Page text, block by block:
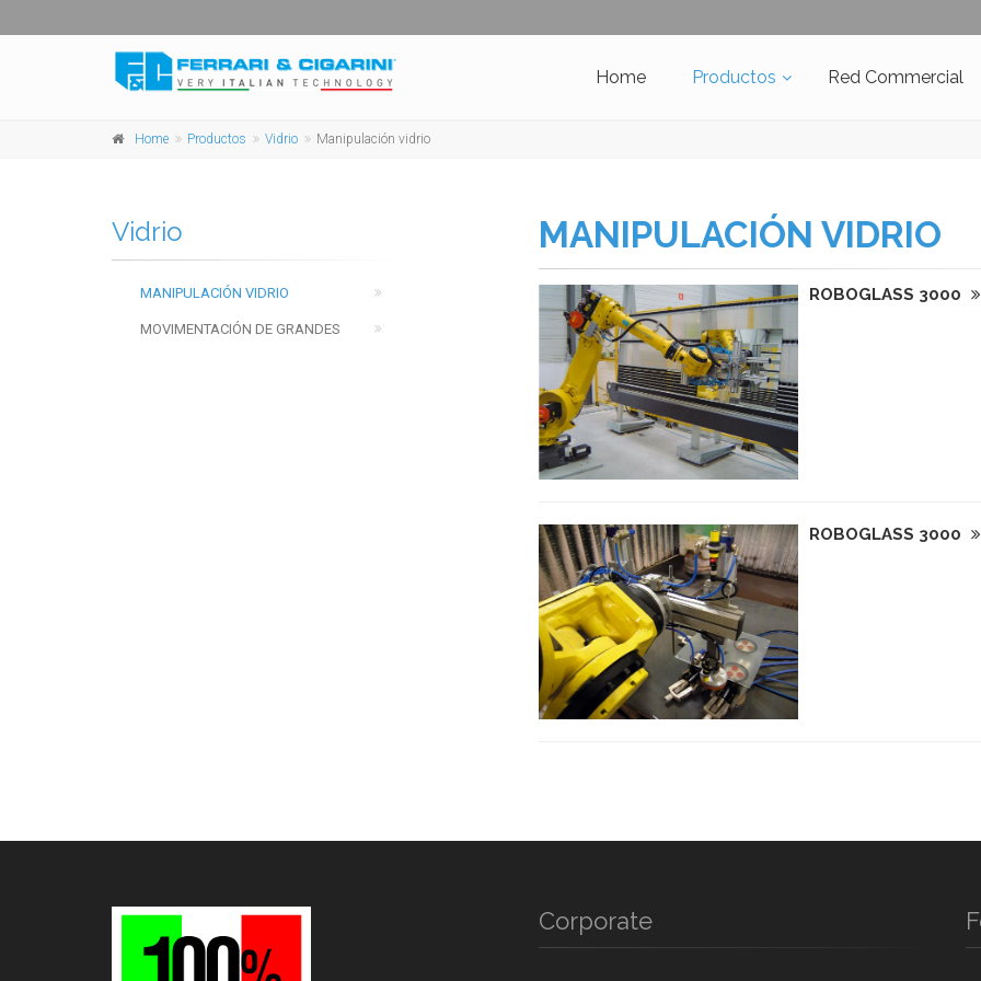
Home Productos Red Commercial
Home Productos Vidrio Manipulación vidrio
MANIPULACIÓN VIDRIO
ROBOGLASS 3000
ROBOGLASS 3000
Vidrio
MANIPULACIÓN VIDRIO
MOVIMENTACIÓN DE GRANDES
Corporate